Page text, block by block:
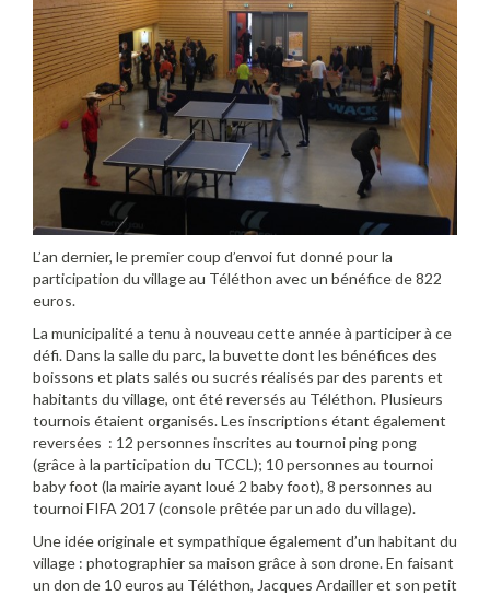
L’an dernier, le premier coup d’envoi fut donné pour la
participation du village au Téléthon avec un bénéfice de 822
euros.
La municipalité a tenu à nouveau cette année à participer à ce
défi. Dans la salle du parc, la buvette dont les bénéfices des
boissons et plats salés ou sucrés réalisés par des parents et
habitants du village, ont été reversés au Téléthon. Plusieurs
tournois étaient organisés. Les inscriptions étant également
reversées : 12 personnes inscrites au tournoi ping pong
(grâce à la participation du TCCL); 10 personnes au tournoi
baby foot (la mairie ayant loué 2 baby foot), 8 personnes au
tournoi FIFA 2017 (console prêtée par un ado du village).
Une idée originale et sympathique également d’un habitant du
village : photographier sa maison grâce à son drone. En faisant
un don de 10 euros au Téléthon, Jacques Ardailler et son petit